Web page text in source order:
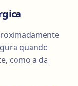
quando
como a da